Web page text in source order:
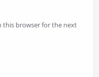
this browser for the next